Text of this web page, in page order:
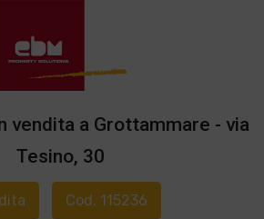
vendita a Grottammare - via
Tesino, 30
Cod. 115236